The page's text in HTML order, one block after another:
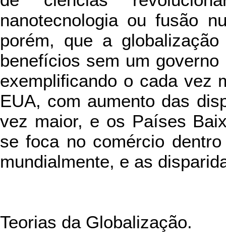
nanotecnologia ou fusão
porém, que a
benefícios sem um
exemplificando o cada vez
EUA, com aumento das
vez maior, e os Países
se foca no comércio
mundialmente, e as
Teorias da Globalização.